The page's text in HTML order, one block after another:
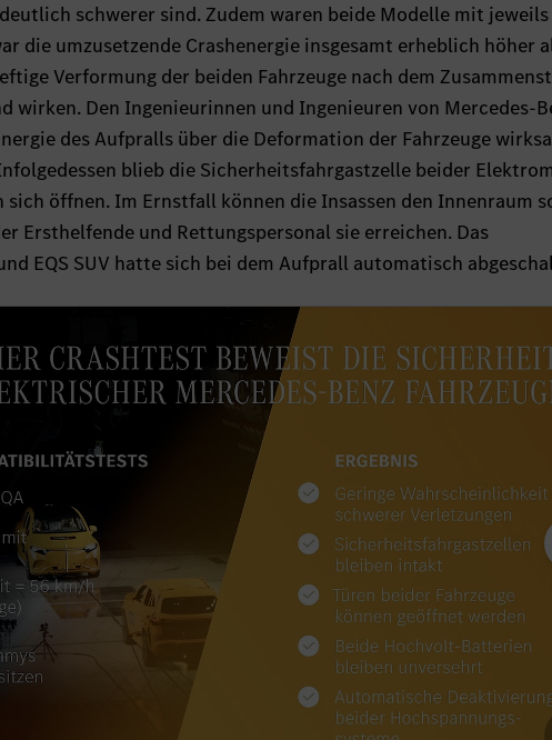
schwerer sind. Zudem waren beide Modelle mit
die umzusetzende Crashenergie insgesamt erheblich höher
Verformung der beiden Fahrzeuge nach dem
wirken. Den Ingenieurinnen und Ingenieuren von Mercedes-
des Aufpralls über die Deformation der Fahrzeuge
blieb die Sicherheitsfahrgastzelle beider
öffnen. Im Ernstfall können die Insassen den Innenraum
Ersthelfende und Rettungspersonal sie erreichen. Das
EQS SUV hatte sich bei dem Aufprall automatisch